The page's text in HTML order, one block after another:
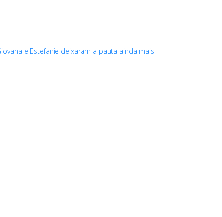
e Estefanie deixaram a pauta ainda mais